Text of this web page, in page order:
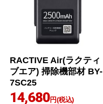
RACTIVE Air(ラクティ
ブエア) 掃除機部材 BY-
7SC25
14,680円(税込)